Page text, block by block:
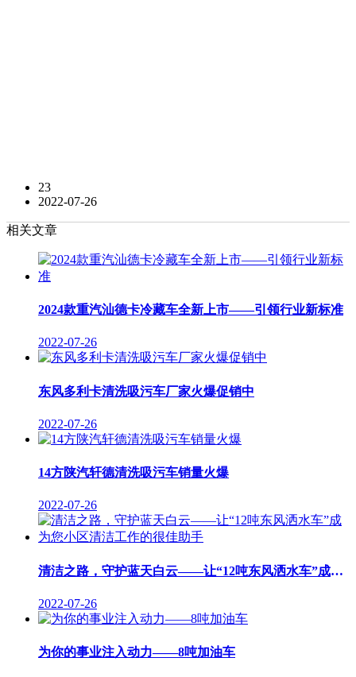
23
2022-07-26
相关文章
2024款重汽汕德卡冷藏车全新上市——引领行业新标准
2022-07-26
东风多利卡清洗吸污车厂家火爆促销中
2022-07-26
14方陕汽轩德清洗吸污车销量火爆
2022-07-26
清洁之路，守护蓝天白云——让“12吨东风洒水车”成为您小区清洁工作的很佳助手
2022-07-26
为你的事业注入动力——8吨加油车